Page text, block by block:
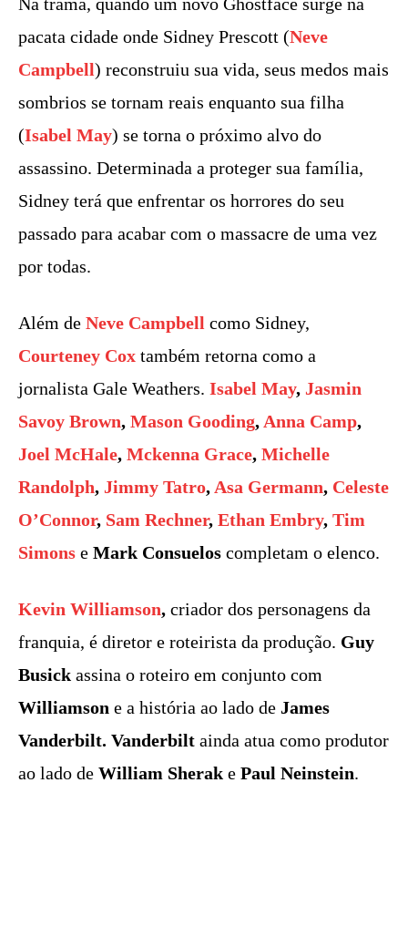
pacata cidade onde Sidney Prescott (Neve
Campbell) reconstruiu sua vida, seus medos mais
sombrios se tornam reais enquanto sua filha
(Isabel May) se torna o próximo alvo do
assassino. Determinada a proteger sua família,
Sidney terá que enfrentar os horrores do seu
passado para acabar com o massacre de uma vez
por todas.
Além de Neve Campbell como Sidney,
Courteney Cox também retorna como a
jornalista Gale Weathers. Isabel May, Jasmin
Savoy Brown, Mason Gooding, Anna Camp,
Joel McHale, Mckenna Grace, Michelle
Randolph, Jimmy Tatro, Asa Germann, Celeste
O’Connor, Sam Rechner, Ethan Embry, Tim
Simons e Mark Consuelos completam o elenco.
Kevin Williamson, criador dos personagens da
franquia, é diretor e roteirista da produção. Guy
Busick assina o roteiro em conjunto com
Williamson e a história ao lado de James
Vanderbilt. Vanderbilt ainda atua como produtor
ao lado de William Sherak e Paul Neinstein.